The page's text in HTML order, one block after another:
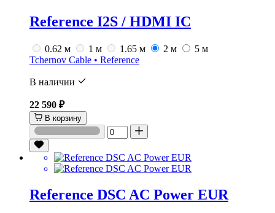
Reference I2S / HDMI IC
0.62 м 1 м 1.65 м 2 м
5 м
Tchernov Cable • Reference
В наличии
22 590 ₽
В корзину
Reference DSC AC Power EUR